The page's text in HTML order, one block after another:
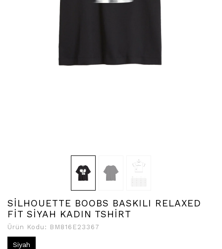
SİLHOUETTE BOOBS BASKILI RELAXED
FİT SİYAH KADIN TSHİRT
Ürün Kodu: BM816E23367
Siyah